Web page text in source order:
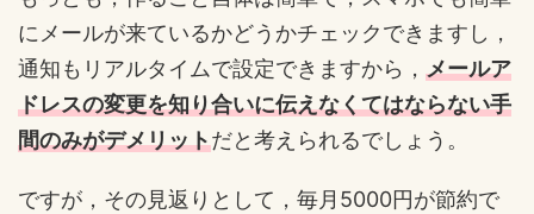
にメールが来ているかどうかチェックできますし，
通知もリアルタイムで設定できますから， メールア
ドレスの変更を知り合いに伝えなくてはならない手
間のみがデメリットだと考えられるでしょう。
ですが，その見返りとして，毎月5000円が節約で